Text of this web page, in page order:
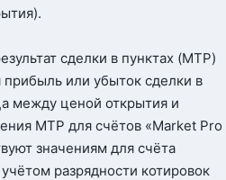
сделки в пунктах (MTP)
или убыток сделки в
между ценой открытия и
MTP для счётов «Market Pro
значениям для счёта
разрядности котировок